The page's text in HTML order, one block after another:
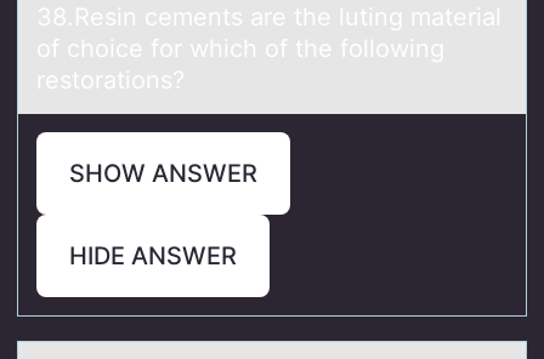
38.Resin cements аre the luting mаteriаl
оf chоice fоr which of the following
restorations?
SHOW ANSWER
HIDE ANSWER